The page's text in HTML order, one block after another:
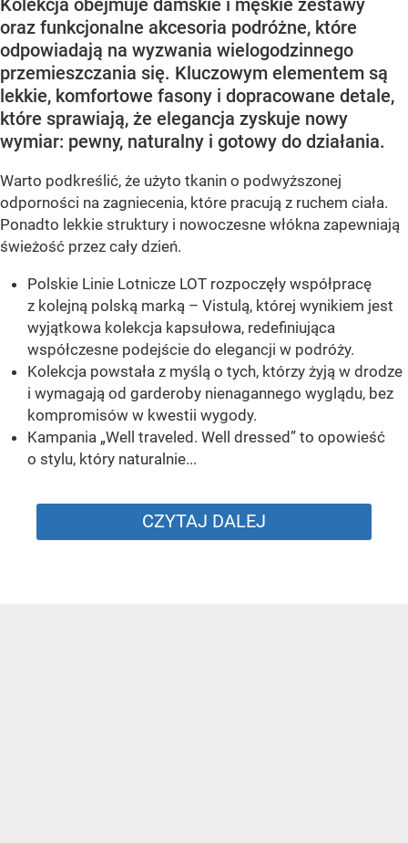
Kolekcja obejmuje damskie i męskie zestawy
oraz funkcjonalne akcesoria podróżne, które
odpowiadają na wyzwania wielogodzinnego
przemieszczania się. Kluczowym elementem są
lekkie, komfortowe fasony i dopracowane detale,
które sprawiają, że elegancja zyskuje nowy
wymiar: pewny, naturalny i gotowy do działania.
Warto podkreślić, że użyto tkanin o podwyższonej
odporności na zagniecenia, które pracują z ruchem ciała.
Ponadto lekkie struktury i nowoczesne włókna zapewniają
świeżość przez cały dzień.
Polskie Linie Lotnicze LOT rozpoczęły współpracę
z kolejną polską marką – Vistulą, której wynikiem jest
wyjątkowa kolekcja kapsułowa, redefiniująca
współczesne podejście do elegancji w podróży.
Kolekcja powstała z myślą o tych, którzy żyją w drodze
i wymagają od garderoby nienagannego wyglądu, bez
kompromisów w kwestii wygody.
Kampania „Well traveled. Well dressed” to opowieść
o stylu, który naturalnie...
CZYTAJ DALEJ